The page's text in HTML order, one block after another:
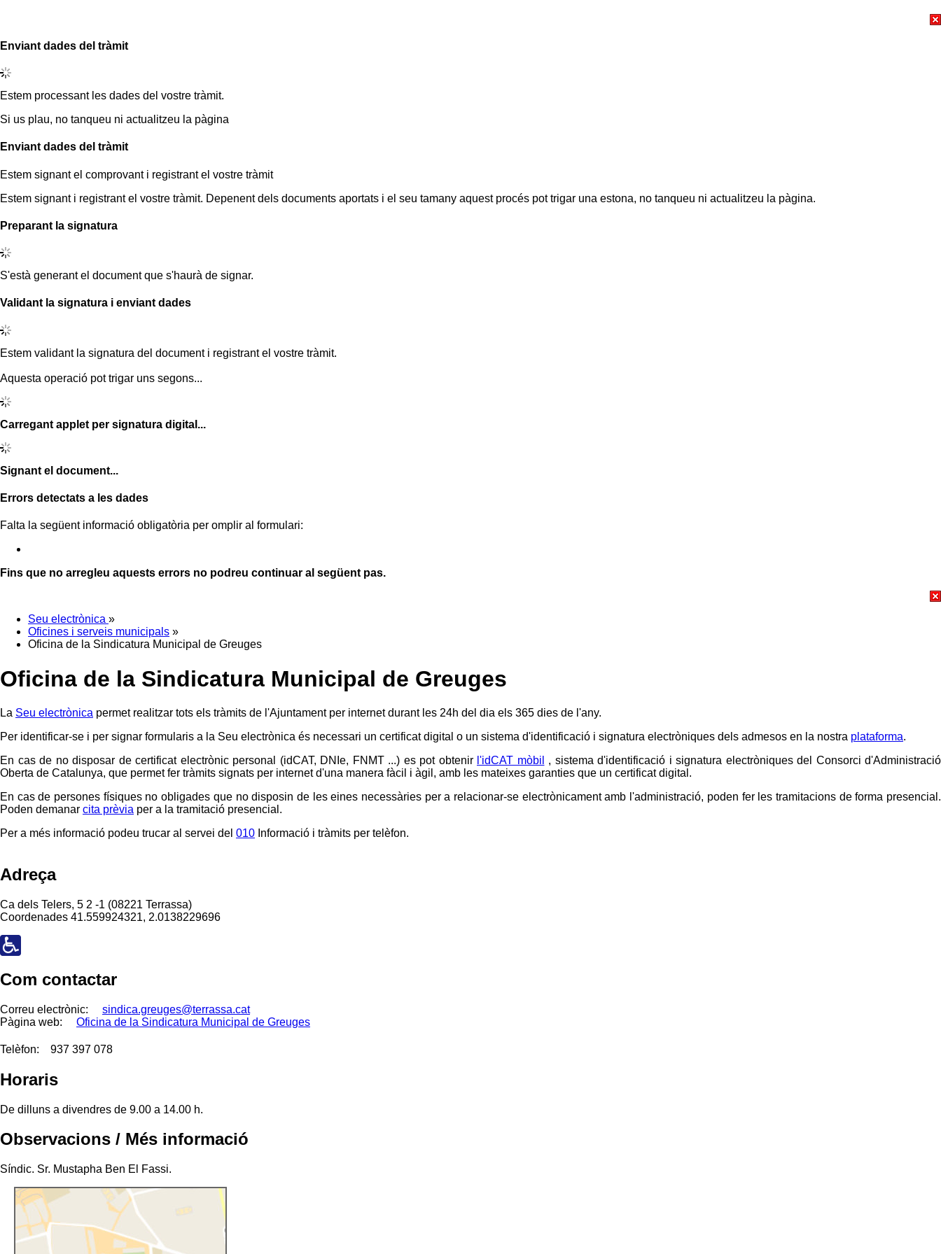
Enviant dades del tràmit
Estem processant les dades del vostre tràmit.
Si us plau, no tanqueu ni actualitzeu la pàgina
Enviant dades del tràmit
Estem signant el comprovant i registrant el vostre tràmit
Estem signant i registrant el vostre tràmit. Depenent dels documents aportats i el seu tamany aquest procés pot trigar una estona, no tanqueu ni actualitzeu la pàgina.
Preparant la signatura
S'està generant el document que s'haurà de signar.
Validant la signatura i enviant dades
Estem validant la signatura del document i registrant el vostre tràmit.
Aquesta operació pot trigar uns segons...
Carregant applet per signatura digital...
Signant el document...
Errors detectats a les dades
Falta la següent informació obligatòria per omplir al formulari:
Fins que no arregleu aquests errors no podreu continuar al següent pas.
Seu electrònica »
Oficines i serveis municipals »
Oficina de la Sindicatura Municipal de Greuges
Oficina de la Sindicatura Municipal de Greuges
La Seu electrònica permet realitzar tots els tràmits de l'Ajuntament per internet durant les 24h del dia els 365 dies de l'any.
Per identificar-se i per signar formularis a la Seu electrònica és necessari un certificat digital o un sistema d'identificació i signatura electròniques dels admesos en la nostra plataforma.
En cas de no disposar de certificat electrònic personal (idCAT, DNIe, FNMT ...) es pot obtenir l'idCAT mòbil
, sistema d'identificació i signatura electròniques del Consorci d'Administració
Oberta de Catalunya, que permet fer tràmits signats per internet d'una manera fàcil i àgil, amb les mateixes garanties que un certificat digital.
En cas de persones físiques no obligades que no disposin de les eines necessàries per a relacionar-se electrònicament amb l'administració, poden fer les tramitacions de forma presencial.
Poden demanar cita prèvia per a la tramitació presencial.
Per a més informació podeu trucar al servei del 010 Informació i tràmits per telèfon.
Adreça
Ca dels Telers, 5 2 -1 (08221 Terrassa)
Coordenades 41.559924321, 2.0138229696
Com contactar
Correu electrònic:
sindica.greuges@terrassa.cat
Pàgina web:
Oficina de la Sindicatura Municipal de Greuges
Telèfon: 937 397 078
Horaris
De dilluns a divendres de 9.00 a 14.00 h.
Observacions / Més informació
Síndic. Sr. Mustapha Ben El Fassi.